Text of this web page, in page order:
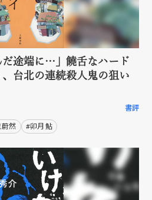
だ途端に…」饒舌なハード
台北の連続殺人鬼の狙い
書評
蔚然 #卯月 鮎